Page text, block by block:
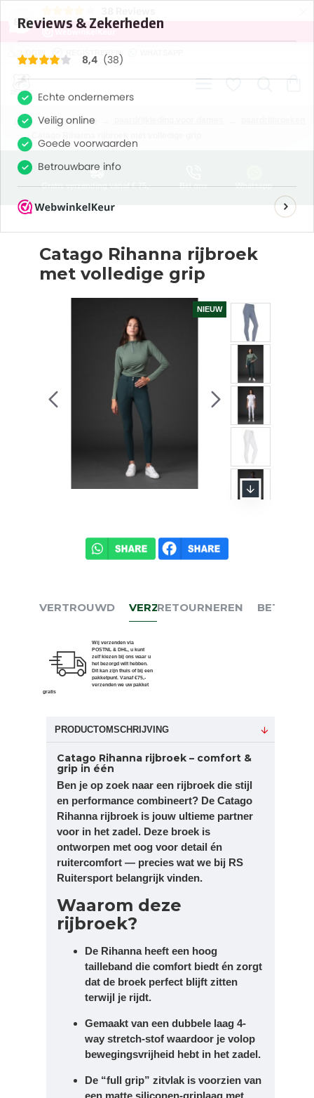
8,4
REGISTREREN
alle producten
Gratis verzending vanaf € 75,- Bel ons Whatsapp
Catago Rihanna rijbroek
met volledige grip
NIEUW
VERTROUWD VERZENDEN
Wij verzenden via
POSTNL & DHL, u kunt
zelf kiezen bij ons waar u
het bezorgd wilt hebben.
Dit kan zijn thuis of bij een
pakketpunt. Vanaf €75,-
verzenden we uw pakket
gratis
RETOURNEREN BETALEN
PRODUCTOMSCHRIJVING
Catago Rihanna rijbroek – comfort &
grip in één
Ben je op zoek naar een rijbroek die stijl
en performance combineert? De Catago
Rihanna rijbroek is jouw ultieme partner
voor in het zadel. Deze broek is
ontworpen met oog voor detail én
ruitercomfort — precies wat we bij RS
Ruitersport belangrijk vinden.
Waarom deze
rijbroek?
De Rihanna heeft een hoog
tailleband die comfort biedt én zorgt
dat de broek perfect blijft zitten
terwijl je rijdt.
Gemaakt van een dubbele laag 4-
way stretch-stof waardoor je volop
bewegingsvrijheid hebt in het zadel.
De “full grip” zitvlak is voorzien van
een matte siliconen-griplaag met